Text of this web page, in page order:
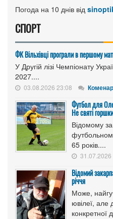
Погода на 10 днів від
СПОРТ
ФК Вільхівці програли в першому
У Другій лізі Чемпіонату
2027....
03.08.2026 23:08
Футбол для
Не святі
Відомому
65 років....
31.07.2026
Відомий
річчя
Може,
ювілеї, але
конкретної